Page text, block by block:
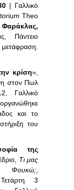
| Γαλλικό
Theo
Φαράκλας,
Πάντειο
κρίση»,
στον Πωλ
Γαλλικό
και το
του
της
Τι μας
Φουκώ;
3